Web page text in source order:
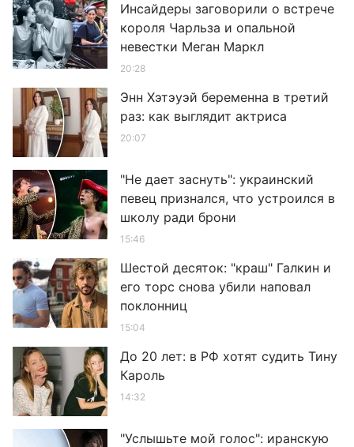
Инсайдеры заговорили о встрече
короля Чарльза и опальной
невестки Меган Маркл
20:28
Энн Хэтэуэй беременна в третий
раз: как выглядит актриса
20:07
"Не дает заснуть": украинский
певец признался, что устроился в
школу ради брони
15:46
Шестой десяток: "краш" Галкин и
его торс снова убили наповал
поклонниц
15:04
До 20 лет: в РФ хотят судить Тину
Кароль
14:32
"Услышьте мой голос": иранскую